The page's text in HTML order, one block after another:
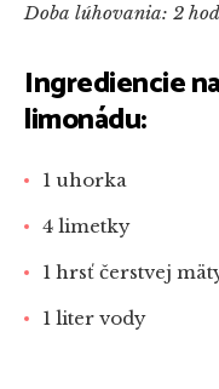
Doba lúhovania: 2
Ingrediencie
limonádu:
1 uhorka
4 limetky
1 hrsť čerstvej
1 liter vody